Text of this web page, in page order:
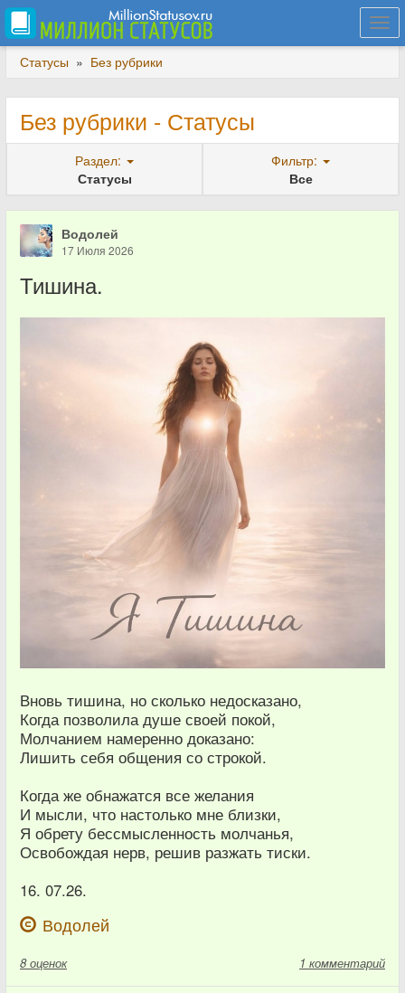
Статусы » Без рубрики
Без рубрики - Статусы
Раздел:
Статусы
Фильтр:
Все
Водолей
17 Июля 2026
Тишина.
Вновь тишина, но сколько недосказано,
Когда позволила душе своей покой,
Молчанием намеренно доказано:
Лишить себя общения со строкой.
Когда же обнажатся все желания
И мысли, что настолько мне близки,
Я обрету бессмысленность молчанья,
Освобождая нерв, решив разжать тиски.
16. 07.26.
Водолей
8 оценок 1 комментарий